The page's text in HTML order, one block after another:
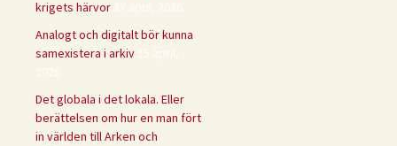
krigets härvor
27 april, 2026
Analogt och digitalt bör kunna
samexistera i arkiv 15 april,
2026
Det globala i det lokala. Eller
berättelsen om hur en man fört
in världen till Arken och